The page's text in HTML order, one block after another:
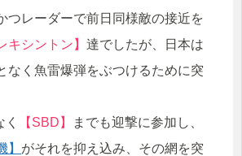
つレーダーで前日同様敵の接近を
キシントン】 達でしたが、日本は
なく魚雷爆弾をぶつけるために突
【SBD】
までも迎撃に参加し、
】 がそれを抑え込み、その網を突